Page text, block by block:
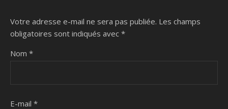
Votre adresse e-mail ne sera pas publiée. Les champs
obligatoires sont indiqués avec *
Nom *
E-mail *